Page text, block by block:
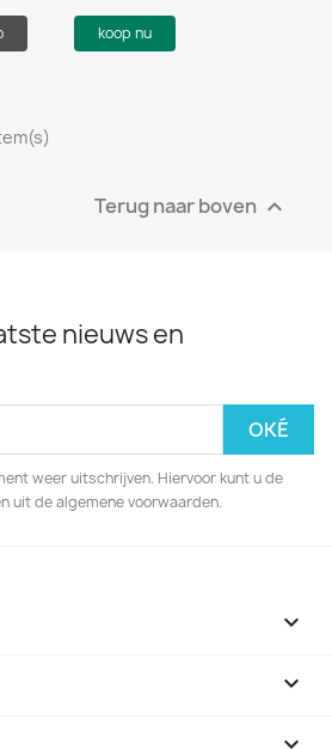
koop nu
Terug naar boven 
nieuws en
weer uitschrijven. Hiervoor kunt u de
uit de algemene voorwaarden.

